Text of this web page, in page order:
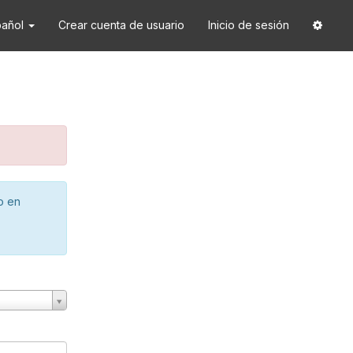
Crear cuenta de usuario Inicio de sesión
en